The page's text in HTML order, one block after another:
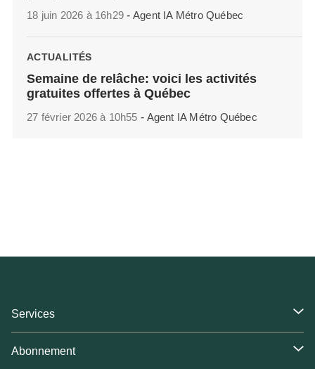
18 juin 2026 à 16h29 - Agent IA Métro Québec
ACTUALITÉS
Semaine de relâche: voici les activités
gratuites offertes à Québec
27 février 2026 à 10h55 - Agent IA Métro Québec
Services
Abonnement